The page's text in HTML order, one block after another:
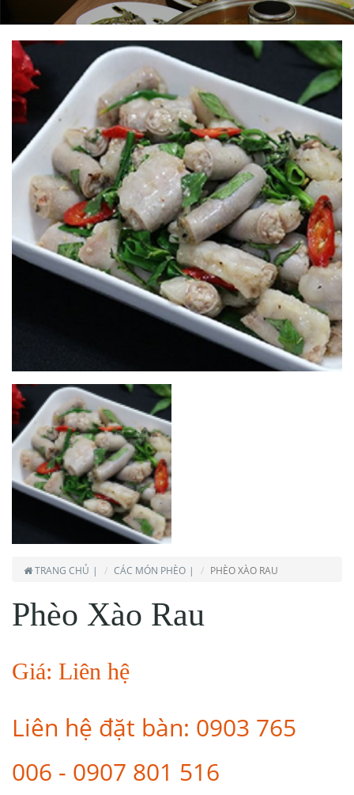
TRANG CHỦ CÁC MÓN PHÈO PHÈO XÀO RAU
Phèo Xào Rau
Giá: Liên hệ
Liên hệ đặt bàn: 0903 765
006 - 0907 801 516